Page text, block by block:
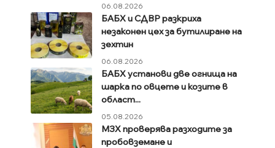
06.08.2026
БАБХ и СДВР разкриха
незаконен цех за бутилиране на
зехтин
06.08.2026
БАБХ установи две огнища на
шарка по овцете и козите в
област...
05.08.2026
МЗХ проверява разходите за
пробовземане и